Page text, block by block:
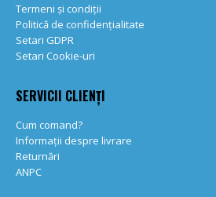
Termeni și condiții
Politică de confidențialitate
Setari GDPR
Setari Cookie-uri
SERVICII CLIENȚI
Cum comand?
Informații despre livrare
Returnări
ANPC